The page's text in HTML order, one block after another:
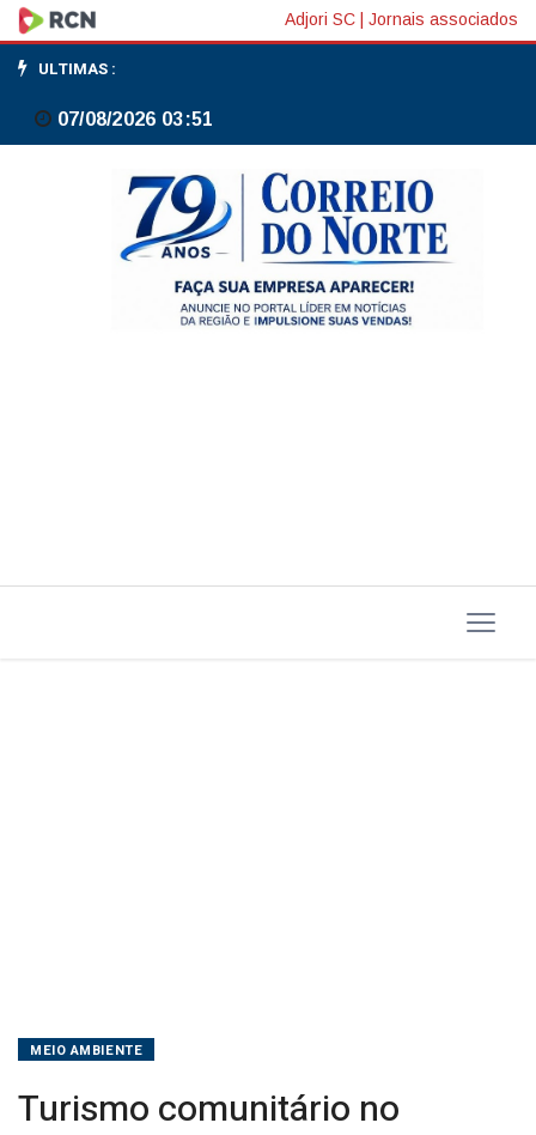
Turismo
comunitário
no
Tapajós
protege
territórios
Adjori SC Jornais associados
ULTIMAS :
07/08/2026 03:51
MEIO AMBIENTE
Turismo comunitário no